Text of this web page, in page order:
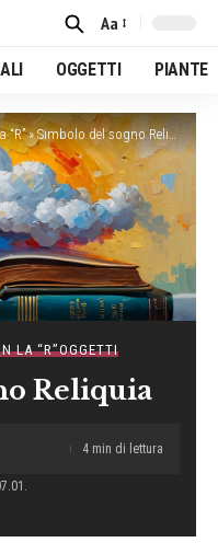
Font
Resizer
Aa
OGGETTI PIANTE
»Simbolo del sogno Reliquia
LA “R”OGGETTI
Reliquia
4 min di lettura